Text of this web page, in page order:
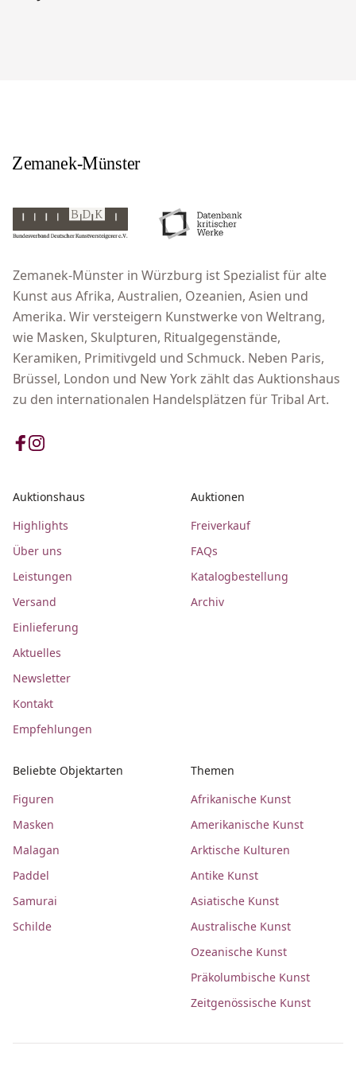
Zemanek-Münster in Würzburg ist Spezialist für alte
Kunst aus Afrika, Australien, Ozeanien, Asien und
Amerika. Wir versteigern Kunstwerke von Weltrang,
wie Masken, Skulpturen, Ritualgegenstände,
Keramiken, Primitivgeld und Schmuck. Neben Paris,
Brüssel, London und New York zählt das Auktionshaus
zu den internationalen Handelsplätzen für Tribal Art.
Auktionshaus
Highlights
Über uns
Leistungen
Versand
Einlieferung
Aktuelles
Newsletter
Kontakt
Empfehlungen
Auktionen
Freiverkauf
FAQs
Katalogbestellung
Archiv
Beliebte Objektarten
Figuren
Masken
Malagan
Paddel
Samurai
Schilde
Themen
Afrikanische Kunst
Amerikanische Kunst
Arktische Kulturen
Antike Kunst
Asiatische Kunst
Australische Kunst
Ozeanische Kunst
Präkolumbische Kunst
Zeitgenössische Kunst